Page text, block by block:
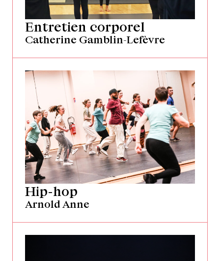
Entretien corporel
Catherine Gamblin-Lefèvre
Hip-hop
Arnold Anne